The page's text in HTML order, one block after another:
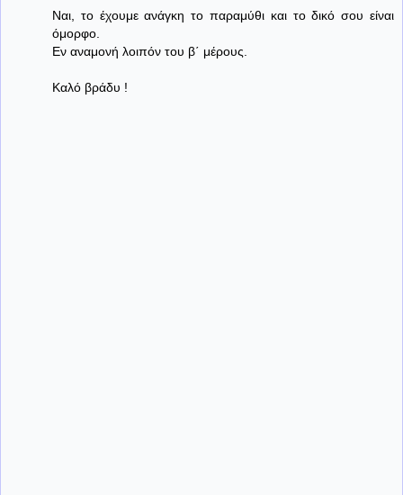
Ναι, το έχουμε ανάγκη το παραμύθι και το δικό σου είναι
όμορφο.
Εν αναμονή λοιπόν του β΄ μέρους.
Καλό βράδυ !